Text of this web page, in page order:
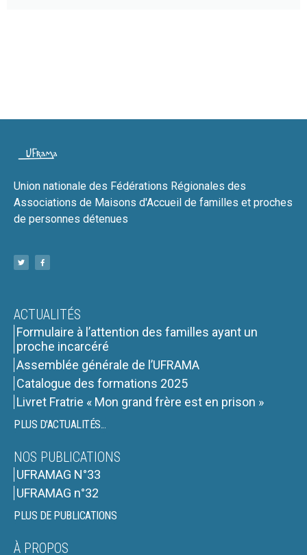
Union nationale des Fédérations Régionales des
Associations de Maisons d'Accueil de familles et proches
de personnes détenues
ACTUALITÉS
Formulaire à l’attention des familles ayant un
proche incarcéré
Assemblée générale de l’UFRAMA
Catalogue des formations 2025
Livret Fratrie « Mon grand frère est en prison »
PLUS D'ACTUALITÉS...
NOS PUBLICATIONS
UFRAMAG N°33
UFRAMAG n°32
PLUS DE PUBLICATIONS
À PROPOS